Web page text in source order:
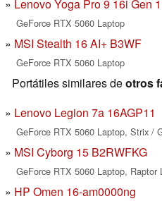
Lenovo Yoga Pro 9 16i Gen
GeForce RTX 5060 Laptop
MSI Stealth 16 AI+ B3WF
GeForce RTX 5060 Laptop
Portátiles similares deotros
Lenovo Legion 7a 16AGP11
GeForce RTX 5060 Laptop, Strix /
MSI Cyborg 15 B2RWFKG
GeForce RTX 5060 Laptop, Raptor
HP Omen 16-am0000ng